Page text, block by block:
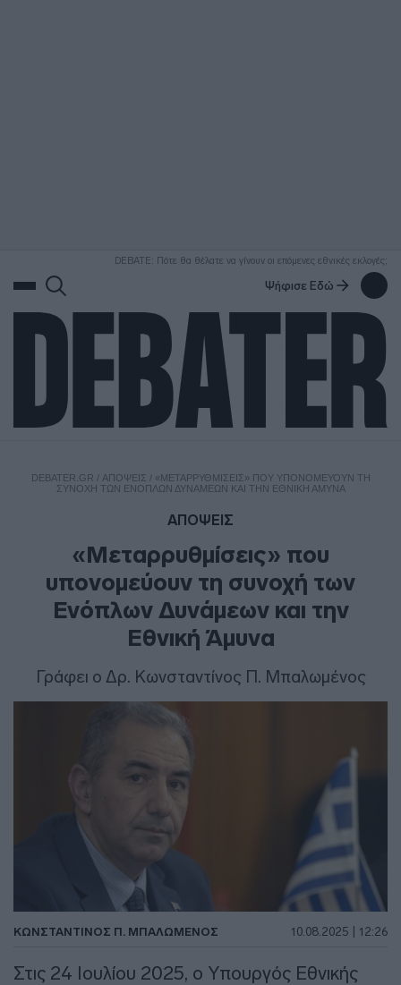
DEBATE: Πότε θα θέλατε να γίνουν οι επόμενες εθνικές εκλογές;
Ψήφισε Εδώ
DEBATER.GR / ΑΠΟΨΕΙΣ / «ΜΕΤΑΡΡΥΘΜΊΣΕΙΣ» ΠΟΥ ΥΠΟΝΟΜΕΎΟΥΝ ΤΗ
ΣΥΝΟΧΉ ΤΩΝ ΕΝΌΠΛΩΝ ΔΥΝΆΜΕΩΝ ΚΑΙ ΤΗΝ ΕΘΝΙΚΉ ΆΜΥΝΑ
ΑΠΟΨΕΙΣ
«Μεταρρυθμίσεις» που
υπονομεύουν τη συνοχή των
Ενόπλων Δυνάμεων και την
Εθνική Άμυνα
Γράφει ο Δρ. Κωνσταντίνος Π. Μπαλωμένος
ΚΩΝΣΤΑΝΤΙΝΟΣ Π. ΜΠΑΛΩΜΕΝΟΣ 10.08.2025 | 12:26
Στις 24 Ιουλίου 2025, ο Υπουργός Εθνικής